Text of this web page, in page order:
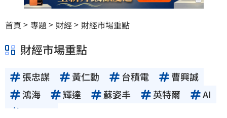
首頁 專題 財經 財經市場重點
財經市場重點
張忠謀 黃仁勳 台積電
曹興誠
鴻海
輝達 蘇姿丰 英特爾
AI